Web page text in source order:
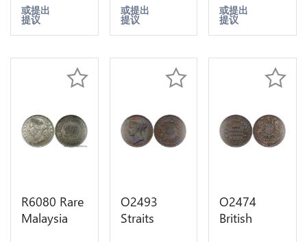
Victoria
1897 ->
或提出
提议
Victoria
1889 ->
或提出
提议
Victoria
1890 H
Silver
或提出
提议
R6080 Rare
Malaysia
O2493
Straits
O2474
British